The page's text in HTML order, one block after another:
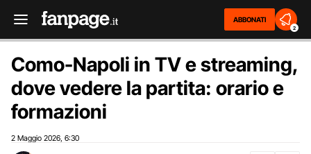
ABBONATI
2
Como-Napoli in TV e streaming,
dove vedere la partita: orario e
formazioni
2 Maggio 2026 6:30